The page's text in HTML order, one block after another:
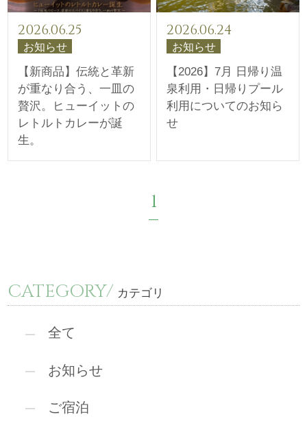
2026.06.25
お知らせ
【新商品】伝統と革新
が重なり合う、一皿の
贅沢。ヒューイットの
レトルトカレーが誕
生。
2026.06.24
お知らせ
【2026】7月 日帰り温
泉利用・日帰りプール
利用についてのお知ら
せ
1
CATEGORY/ カテゴリ
全て
お知らせ
ご宿泊